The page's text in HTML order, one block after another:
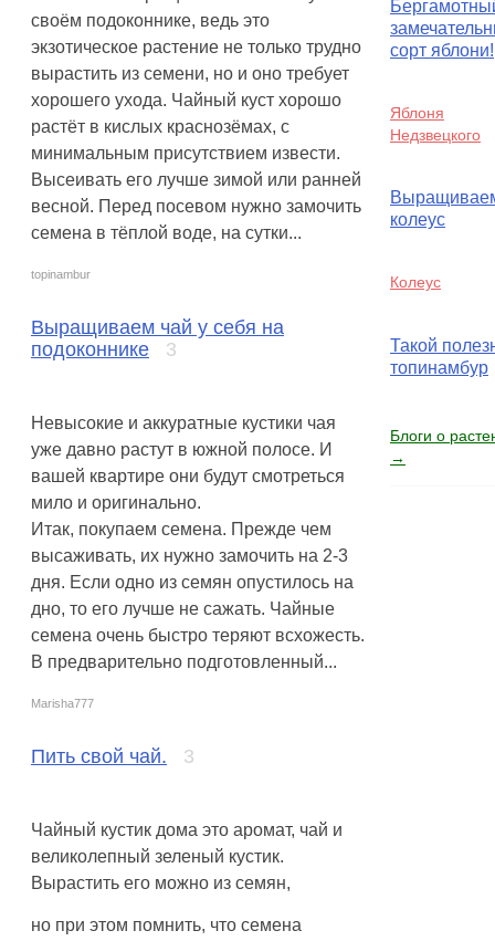
своём подоконнике, ведь это
экзотическое растение не только трудно
вырастить из семени, но и оно требует
хорошего ухода. Чайный куст хорошо
растёт в кислых краснозёмах, с
минимальным присутствием извести.
Высеивать его лучше зимой или ранней
весной. Перед посевом нужно замочить
семена в тёплой воде, на сутки...
topinambur
Выращиваем чай у себя на
подоконнике
3
Невысокие и аккуратные кустики чая
уже давно растут в южной полосе. И
вашей квартире они будут смотреться
мило и оригинально.
Итак, покупаем семена. Прежде чем
высаживать, их нужно замочить на 2-3
дня. Если одно из семян опустилось на
дно, то его лучше не сажать. Чайные
семена очень быстро теряют всхожесть.
В предварительно подготовленный...
Marisha777
Пить свой чай. 3
Чайный кустик дома это аромат, чай и
великолепный зеленый кустик.
Вырастить его можно из семян,
но при этом помнить, что семена
сорт яблони!
Яблоня
Недзвецкого
колеус
Колеус
Такой
топинамбур
Блоги о
→